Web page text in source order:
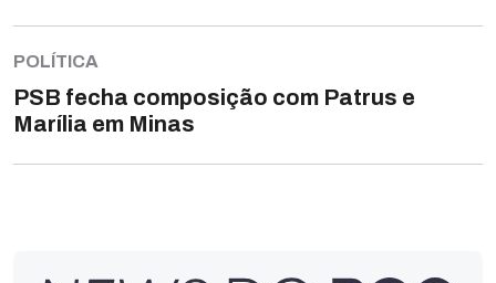
POLÍTICA
PSB fecha composição com Patrus e
Marília em Minas